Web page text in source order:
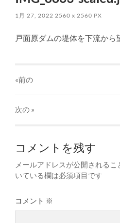
1月 27, 2022 2560x 2560 PX
戸面原ダムの堤体を下流から
«前の
次の »
コメントを残す
メールアドレスが公開されるこ
いている欄は必須項目です
コメント ※